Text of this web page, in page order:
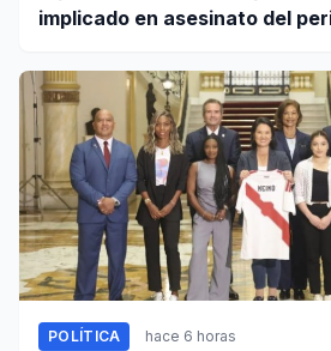
implicado en asesinato del
POLÍTICA hace 6 horas